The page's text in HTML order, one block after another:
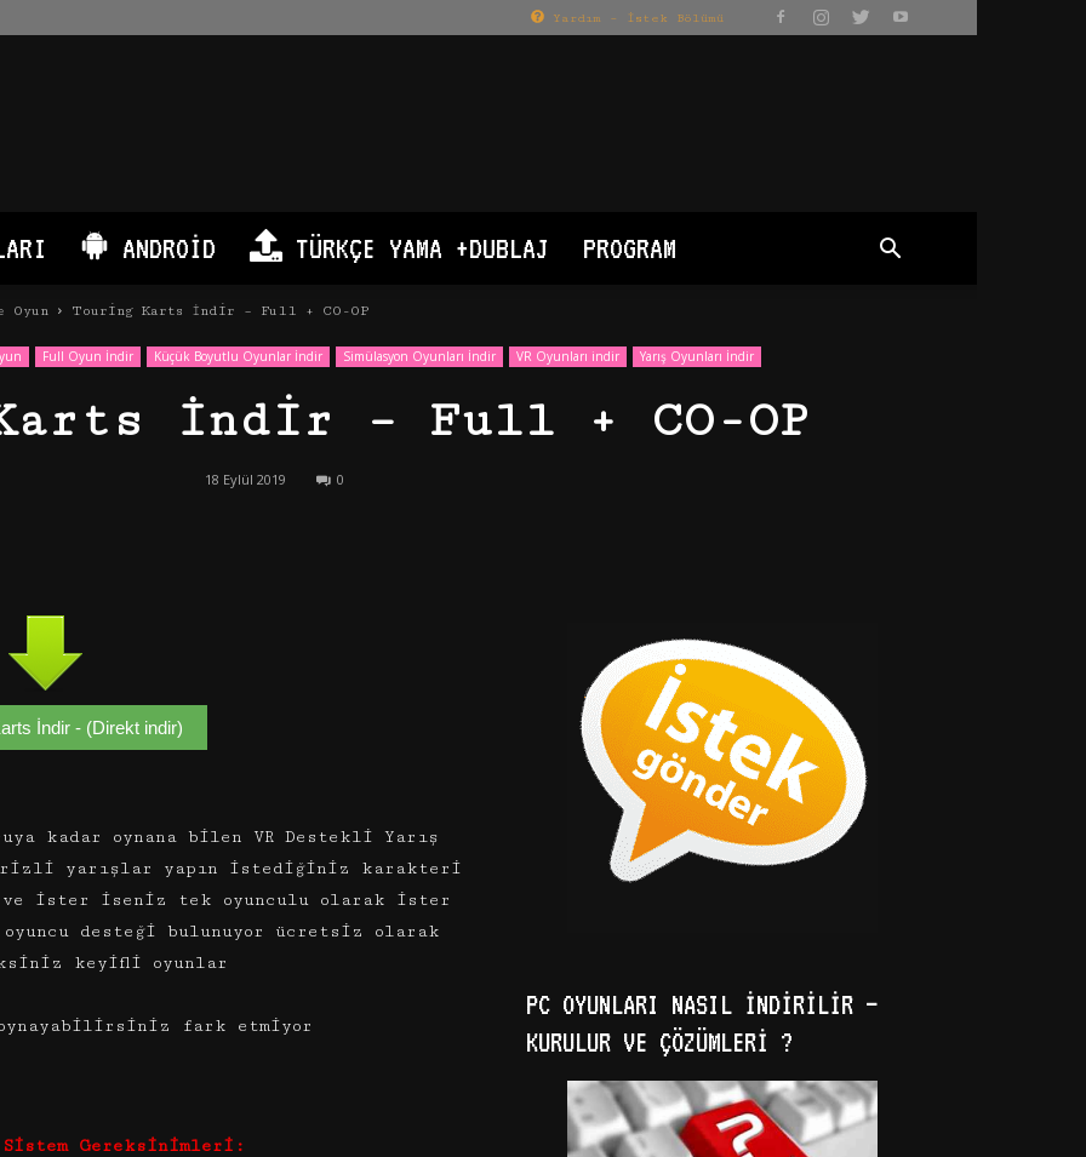
Yardım – İstek Bölümü
ANDROID TÜRKÇE YAMA +DUBLAJ PROGRAM
Oyun Touring Karts İndir – Full + CO-OP
Full Oyun İndir Küçük Boyutlu Oyunlar İndir Simülasyon Oyunları İndir VR Oyunları indir Yarış Oyunları İndir
İndir – Full + CO-OP
18 Eylül 2019 0
İndir - (Direkt indir)
kadar oynana bilen VR Destekli Yarış
yarışlar yapın istediğiniz karakteri
ve ister iseniz tek oyunculu olarak ister
desteği bulunuyor ücretsiz olarak
keyifli oyunlar
oynayabilirsiniz fark etmiyor
Gereksinimleri:
PC OYUNLARI NASIL İNDIRILIR –
KURULUR VE ÇÖZÜMLERI ?